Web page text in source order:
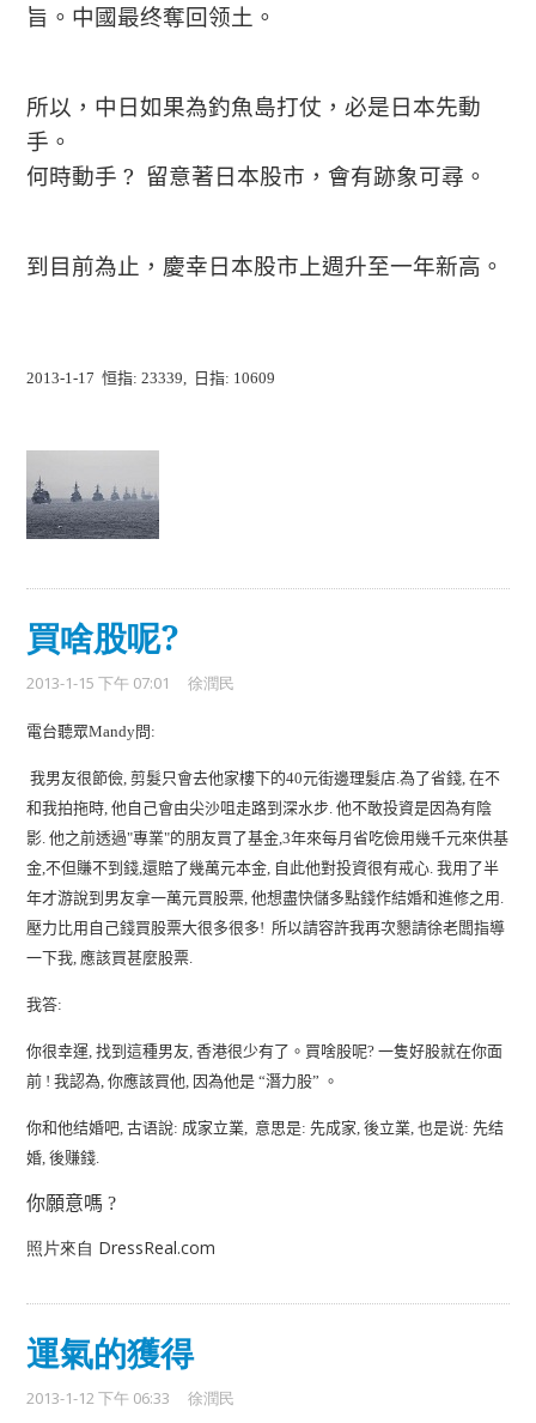
旨。中國最终奪回领土。
所以，中日如果為釣魚島打仗，必是日本先動
手。
何時動手 ? 留意著日本股市，會有跡象可尋。
到目前為止，慶幸日本股市上週升至一年新高。
2013-1-17 恒指: 23339, 日指: 10609
買啥股呢?
2013-1-15 下午 07:01 徐潤民
電台聽眾Mandy問:
我男友很節儉,剪髮只會去他家樓下的40元街邊理髮店.為了省錢,在不
和我拍拖時,他自己會由尖沙咀走路到深水步.他不敢投資是因為有陰
影.他之前透過"專業"的朋友買了基金,3年來每月省吃儉用幾千元來供基
金,不但賺不到錢,還賠了幾萬元本金, 自此他對投資很有戒心.我用了半
年才游說到男友拿一萬元買股票,他想盡快儲多點錢作結婚和進修之用.
壓力比用自己錢買股票大很多很多! 所以請容許我再次懇請徐老闆指導
一下我, 應該買甚麼股票.
我答:
你很幸運,找到這種男友,香港很少有了。買啥股呢?一隻好股就在你面
前 !我認為,你應該買他, 因為他是 “潛力股” 。
你和他结婚吧,古语說: 成家立業, 意思是:先成家,後立業,也是说:先结
婚,後赚錢.
你願意嗎 ?
照片來自 DressReal.com
運氣的獲得
2013-1-12 下午 06:33 徐潤民